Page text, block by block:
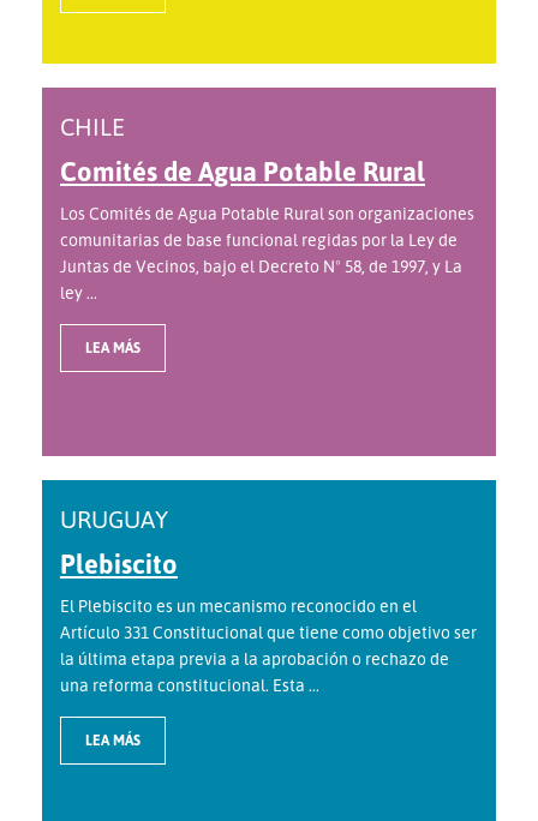
CHILE
Comités de Agua Potable Rural
Los Comités de Agua Potable Rural son organizaciones
comunitarias de base funcional regidas por la Ley de
Juntas de Vecinos, bajo el Decreto Nº 58, de 1997, y La
ley ...
LEA MÁS
URUGUAY
Plebiscito
El Plebiscito es un mecanismo reconocido en el
Artículo 331 Constitucional que tiene como objetivo ser
la última etapa previa a la aprobación o rechazo de
una reforma constitucional. Esta ...
LEA MÁS